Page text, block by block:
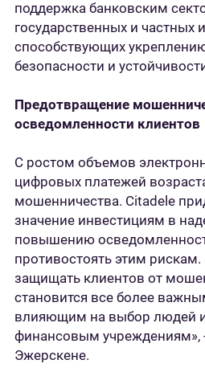
поддержка банковским
государственных и частных
способствующих
безопасности и
Предотвращение
осведомленности клиентов
С ростом объемов
цифровых платежей
мошенничества. Citadele
значение инвестициям в
повышению
противостоять этим
защищать клиентов от
становится все более
влияющим на выбор людей
финансовым учреждениям»,
Эжерскене.